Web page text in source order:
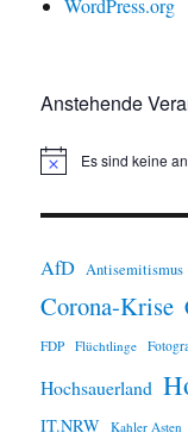
WordPress.org
Anstehende
H
Es sind keine
AfD Antisemitismus
Corona-Krise
FDP Flüchtlinge
Hochsauerland
IT.NRW Kahler Asten